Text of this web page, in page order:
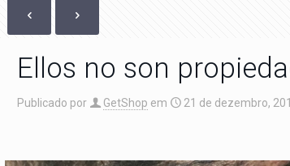
Ellos no son
Publicado por GetShop em 21 de dezembro,